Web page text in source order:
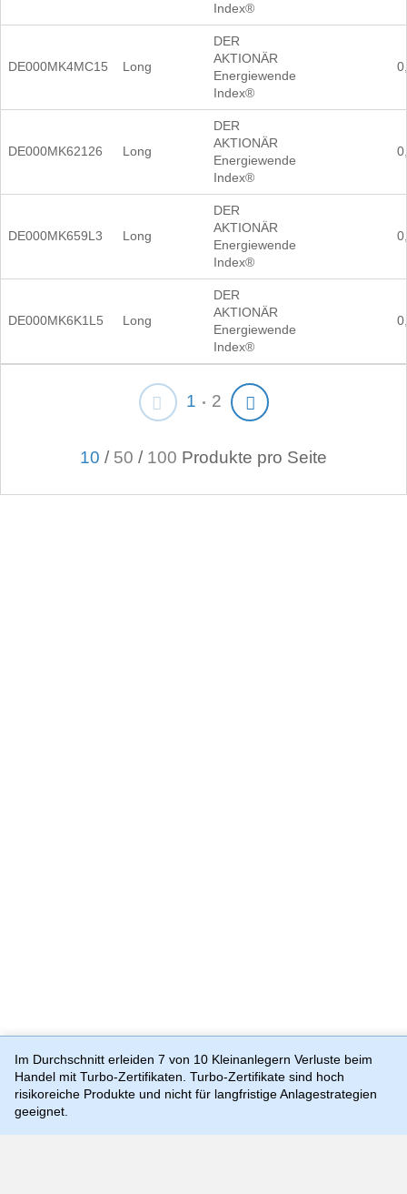
Index®
DE000MK4MC15 Long
DER
AKTIONÄR
Energiewende
Index®
DE000MK62126 Long
DER
AKTIONÄR
Energiewende
Index®
DE000MK659L3 Long
DER
AKTIONÄR
Energiewende
Index®
DE000MK6K1L5 Long
DER
AKTIONÄR
Energiewende
Index®
1 2
10 / 50 / 100 Produkte pro Seite
Preis-, Kurs- und Kennzahlenangaben können zeitverzögert
handelbaren Kursen und Preisen substantiell abweichen
Im Durchschnitt erleiden 7 von 10 Kleinanlegern Verluste beim
Handel mit Turbo-Zertifikaten. Turbo-Zertifikate sind hoch
risikoreiche Produkte und nicht für langfristige Anlagestrategien
geeignet.